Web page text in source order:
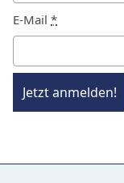
E-Mail *
Jetzt anmelden!